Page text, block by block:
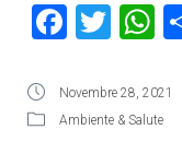
Novembre 28, 2021
Ambiente & Salute